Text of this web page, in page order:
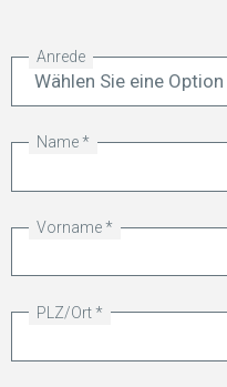
Anrede
Name
Vorname
PLZ/Ort